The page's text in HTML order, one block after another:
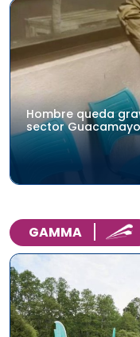
Hombre queda
sector
GAMMA